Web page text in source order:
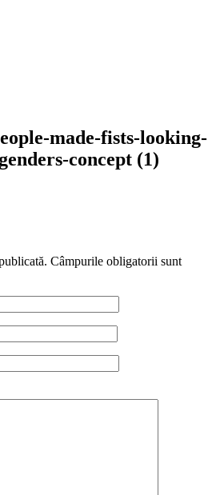
made-fists-looking-
concept (1)
Câmpurile obligatorii sunt